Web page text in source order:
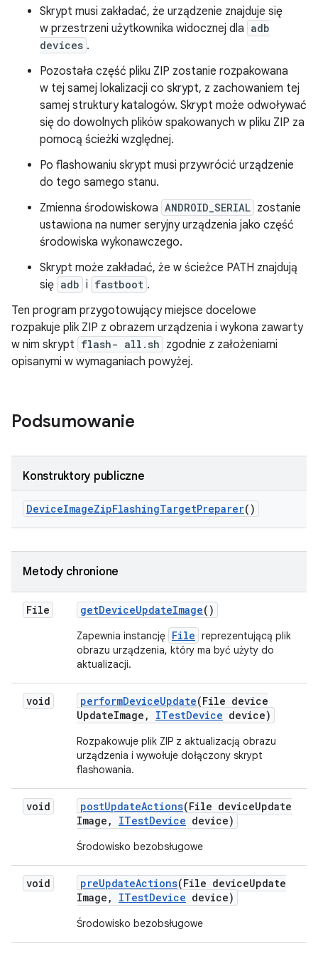
Skrypt musi zakładać, że urządzenie znajduje się
w przestrzeni użytkownika widocznej dla adb
devices .
Pozostała część pliku ZIP zostanie rozpakowana
w tej samej lokalizacji co skrypt, z zachowaniem tej
samej struktury katalogów. Skrypt może odwoływać
się do dowolnych plików spakowanych w pliku ZIP za
pomocą ścieżki względnej.
Po flashowaniu skrypt musi przywrócić urządzenie
do tego samego stanu.
Zmienna środowiskowa ANDROID_SERIAL zostanie
ustawiona na numer seryjny urządzenia jako część
środowiska wykonawczego.
Skrypt może zakładać, że w ścieżce PATH znajdują
się adb i fastboot .
Ten program przygotowujący miejsce docelowe
rozpakuje plik ZIP z obrazem urządzenia i wykona zawarty
w nim skrypt flash- all.sh zgodnie z założeniami
opisanymi w wymaganiach powyżej.
Podsumowanie
Konstruktory publiczne
DeviceImageZipFlashingTargetPreparer()
Metody chronione
File getDeviceUpdateImage()
Zapewnia instancję File reprezentującą plik
obrazu urządzenia, który ma być użyty do
aktualizacji.
void performDeviceUpdate(File device
UpdateImage , ITestDevice device)
Rozpakowuje plik ZIP z aktualizacją obrazu
urządzenia i wywołuje dołączony skrypt
flashowania.
void postUpdateActions(File deviceUpdate
Image , ITestDevice device)
Środowisko bezobsługowe
void preUpdateActions(File deviceUpdate
Image , ITestDevice device)
Środowisko bezobsługowe